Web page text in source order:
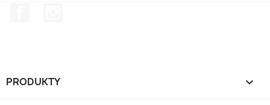
PRODUKTY 